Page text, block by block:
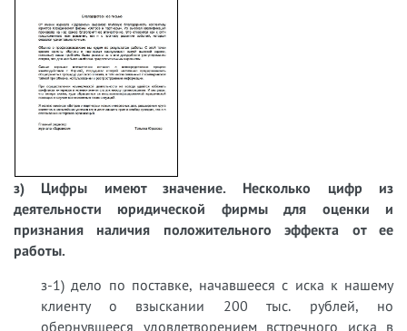
з) Цифры имеют значение. Несколько цифр из
деятельности юридической фирмы для оценки и
признания наличия положительного эффекта от ее
работы.
з-1) дело по поставке, начавшееся с иска к нашему
клиенту о взыскании 200 тыс. рублей, но
обернувшееся удовлетворением встречного иска в